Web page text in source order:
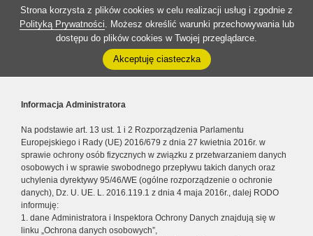
Strona korzysta z plików cookies w celu realizacji usług i zgodnie z
Polityką Prywatności. Możesz określić warunki przechowywania lub
dostępu do plików cookies w Twojej przeglądarce.
Akceptuję ciasteczka
Informacja Administratora
Na podstawie art. 13 ust. 1 i 2 Rozporządzenia Parlamentu
Europejskiego i Rady (UE) 2016/679 z dnia 27 kwietnia 2016r. w
sprawie ochrony osób fizycznych w związku z przetwarzaniem danych
osobowych i w sprawie swobodnego przepływu takich danych oraz
uchylenia dyrektywy 95/46/WE (ogólne rozporządzenie o ochronie
danych), Dz. U. UE. L. 2016.119.1 z dnia 4 maja 2016r., dalej RODO
informuję:
1. dane Administratora i Inspektora Ochrony Danych znajdują się w
linku „Ochrona danych osobowych”,